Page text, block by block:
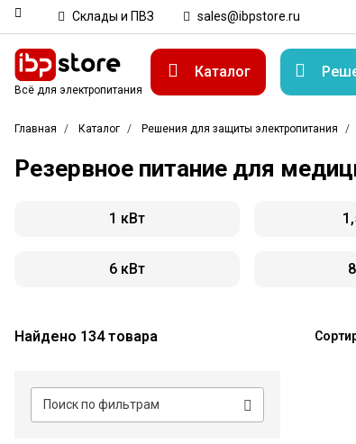
Склады и ПВЗ sales@ibpstore.ru
Всё для электропитания
Каталог
Главная Каталог Решения для защиты электропитания
Резервное питание для
1 кВт
6 кВт
Найдено 134 товара